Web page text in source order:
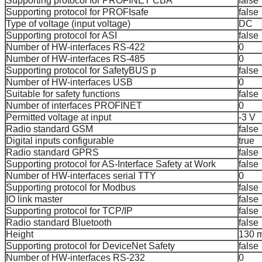
Supporting protocol for PROFIsafe
false
Type of voltage (input voltage)
DC
Supporting protocol for ASI
false
Number of HW-interfaces RS-422
0
Number of HW-interfaces RS-485
0
Supporting protocol for SafetyBUS p
false
Number of HW-interfaces USB
0
Suitable for safety functions
false
Number of interfaces PROFINET
0
Permitted voltage at input
-3 V
Radio standard GSM
false
Digital inputs configurable
true
Radio standard GPRS
false
Supporting protocol for AS-Interface Safety at Work
false
Number of HW-interfaces serial TTY
0
Supporting protocol for Modbus
false
IO link master
false
Supporting protocol for TCP/IP
false
Radio standard Bluetooth
false
Height
130
Supporting protocol for DeviceNet Safety
false
Number of HW-interfaces RS-232
0